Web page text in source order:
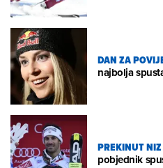
DAN ZA
najbolja
PREKINUT
pobjednik